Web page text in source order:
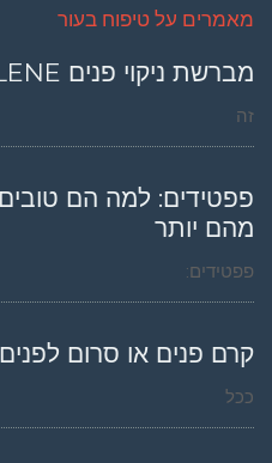
מאמרים על טיפוח בעור
מברשת ניקוי פנים SELENE שאת חייבת להכיר
זה
פפטידים: למה הם
מהם יותר
פפטידים:
קרם פנים או סרום
ככל